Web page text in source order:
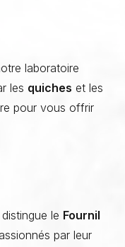
laboratoire
les quiches et les
pour vous offrir
le Fournil
par leur